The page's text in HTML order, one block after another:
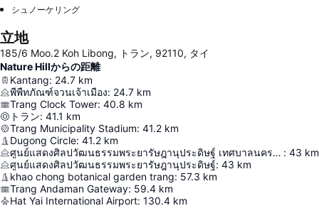
シュノーケリング
立地
185/6 Moo.2 Koh Libong, トラン, 92110, タイ
Nature Hillからの距離
Kantang: 24.7 km
พืพืทภัณฑ์จวนเจ้าเมือง: 24.7 km
Trang Clock Tower: 40.8 km
トラン: 41.1 km
Trang Municipality Stadium: 41.2 km
Dugong Circle: 41.2 km
ศูนย์แสดงศิลปวัฒนธรรมพระยารัษฎานุประดิษฐ์ เทศบาลนครตรัง : 43 km
ศูนย์แสดงศิลปวัฒนธรรมพระยารัษฎานุประดิษฐ์: 43 km
khao chong botanical garden trang: 57.3 km
Trang Andaman Gateway: 59.4 km
Hat Yai International Airport: 130.4 km